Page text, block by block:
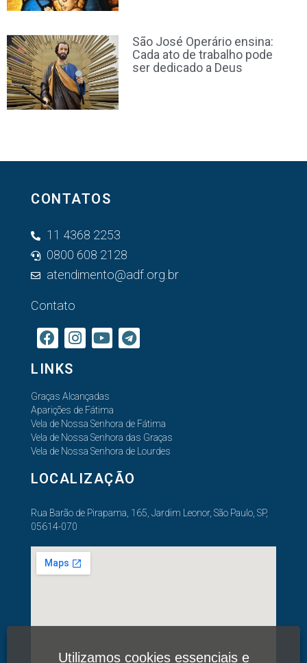
São José Operário ensina:
Cada ato de trabalho pode
ser dedicado a Deus
CONTATOS
11 4368 2253
0800 608 2128
atendimento@adf.org.br
Contato
LINKS
Graças Alcançadas
Aparições de Fátima
Vela de Nossa Senhora de Fátima
Vela de Nossa Senhora das Graças
Vela de Nossa Senhora de Lourdes
LOCALIZAÇÃO
Rua Barão de Pirapama, 165, Jardim Leonor, São Paulo, SP,
05614-070
Utilizamos cookies essenciais e